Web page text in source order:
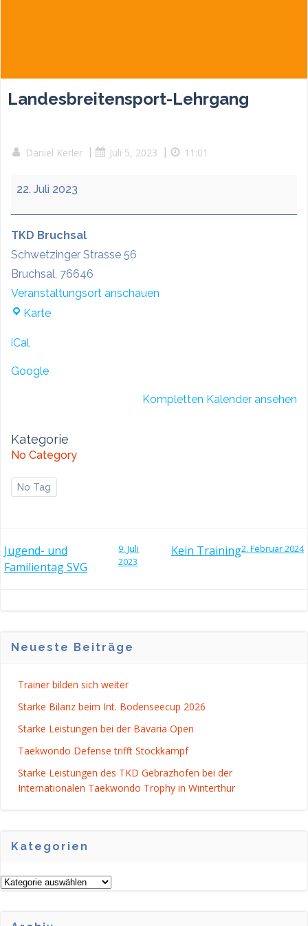
Landesbreitensport-Lehrgang
Daniel Kerler Juli 5, 2023 11:01
Landesbreitensport-
22. Juli 2023
TKD Bruchsal
Schwetzinger Strasse 56
Bruchsal, 76646
Veranstaltungsort anschauen
KarteTKD
iCal
Google
Kompletten Kalender ansehen
Kategorie
No Category
No Tag
POST
Jugend- und
Familientag SVG
9. Juli
2023
POST
Kein Training2. Februar 2024
Neueste Beiträge
Trainer bilden sich weiter
Starke Bilanz beim Int. Bodenseecup 2026
Starke Leistungen bei der Bavaria Open
Taekwondo Defense trifft Stockkampf
Starke Leistungen des TKD Gebrazhofen bei der
Internationalen Taekwondo Trophy in Winterthur
Kategorien
Kategorien